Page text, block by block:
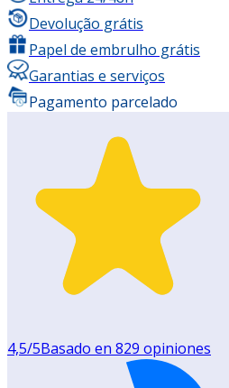
Devolução grátis
Papel de embrulho grátis
Garantias e serviços
Pagamento parcelado
4,5/5Basado en 829 opiniones